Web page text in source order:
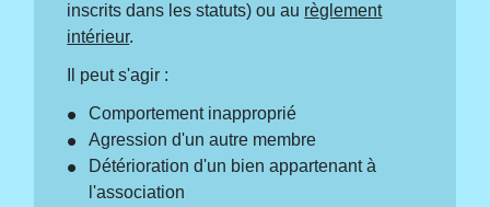
inscrits dans les statuts) ou au règlement
intérieur.
Il peut s'agir :
Comportement inapproprié
Agression d'un autre membre
Détérioration d'un bien appartenant à
l'association